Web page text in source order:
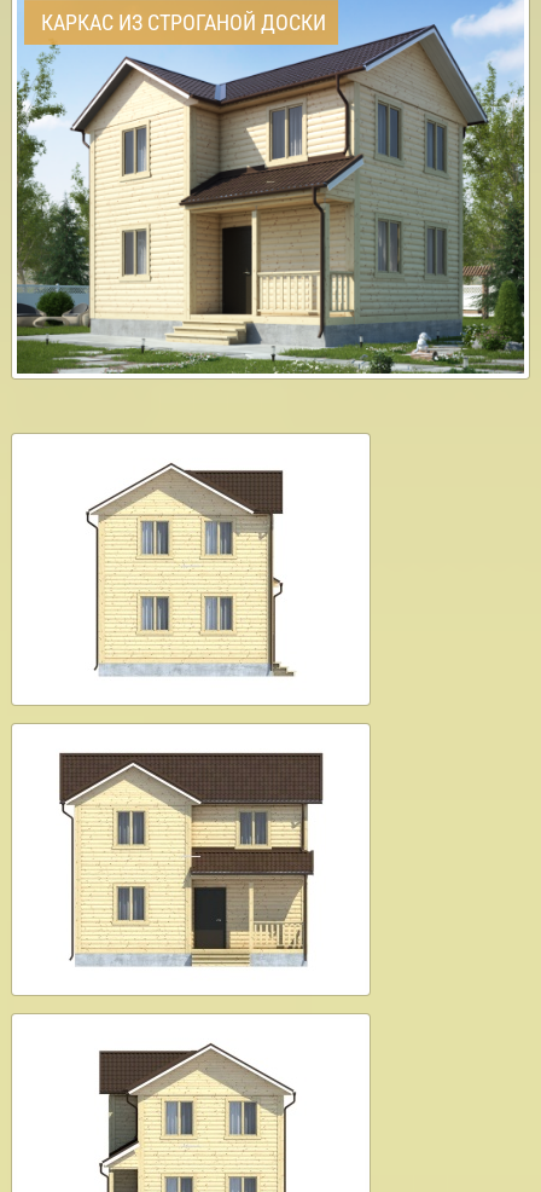
КАРКАС ИЗ СТРОГАНОЙ ДОСКИ